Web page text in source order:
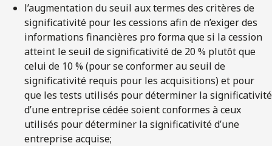
l’augmentation du seuil aux termes des critères de
significativité pour les cessions afin de n’exiger des
informations financières pro forma que si la cession
atteint le seuil de significativité de 20 % plutôt que
celui de 10 % (pour se conformer au seuil de
significativité requis pour les acquisitions) et pour
que les tests utilisés pour déterminer la significativité
d’une entreprise cédée soient conformes à ceux
utilisés pour déterminer la significativité d’une
entreprise acquise;